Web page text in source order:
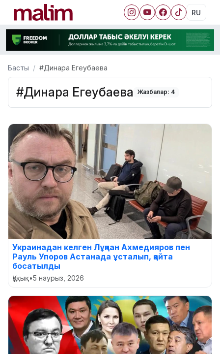
RU
Басты #Динара Егеубаева
#Динара Егеубаева Жазбалар: 4
Украинадан келген Лұқпан Ахмедияров пен
Рауль Упоров Астанада ұсталып, қайта
босатылды
Құқық•5 наурыз, 2026